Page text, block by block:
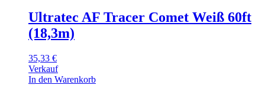
Ultratec AF Tracer Comet Weiß 60ft
(18,3m)
35,33 €
Verkauf
In den Warenkorb